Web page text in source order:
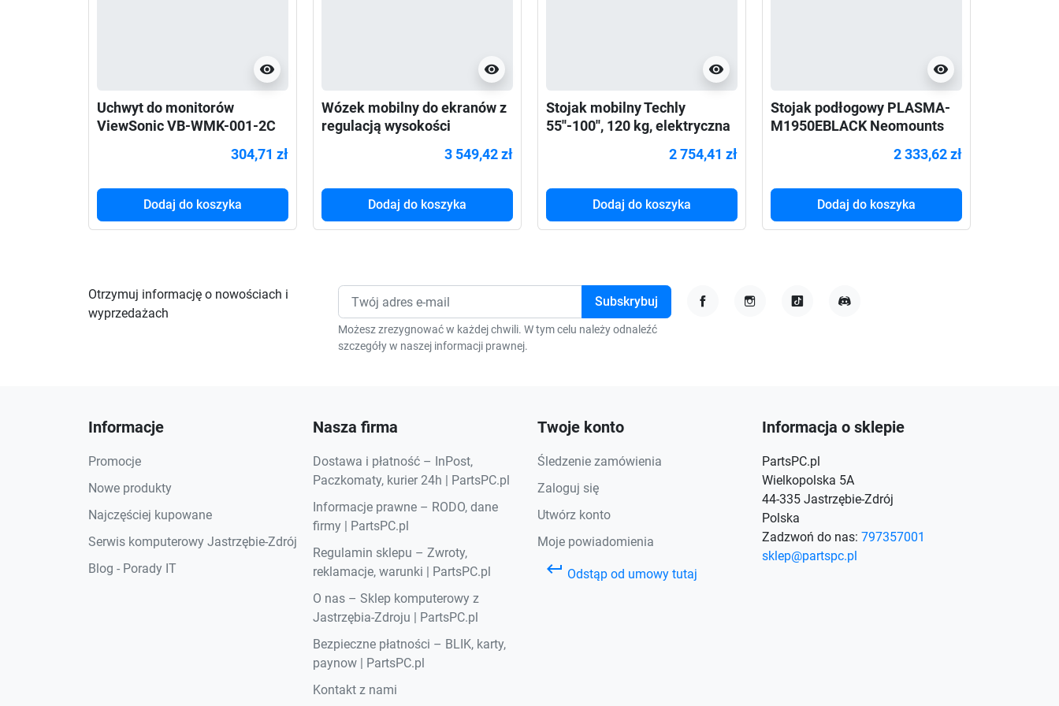
visibility
Uchwyt do monitorów
ViewSonic VB-WMK-001-2C
304,71 zł
Dodaj do koszyka
visibility
Wózek mobilny do ekranów z
regulacją wysokości
3 549,42 zł
Dodaj do koszyka
visibility
Stojak mobilny Techly
55''-100'', 120 kg, elektryczna
2 754,41 zł
Dodaj do koszyka
visibility
Stojak podłogowy PLASMA-
M1950EBLACK Neomounts
2 333,62 zł
Dodaj do koszyka
Otrzymuj informację o nowościach i
wyprzedażach
Możesz zrezygnować w każdej chwili. W tym celu należy odnaleźć
szczegóły w naszej informacji prawnej.
Informacje
Promocje
Nowe produkty
Najczęściej kupowane
Serwis komputerowy Jastrzębie-Zdrój
Blog - Porady IT
Nasza firma
Dostawa i płatność – InPost,
Paczkomaty, kurier 24h | PartsPC.pl
Informacje prawne – RODO, dane
firmy | PartsPC.pl
Regulamin sklepu – Zwroty,
reklamacje, warunki | PartsPC.pl
O nas – Sklep komputerowy z
Jastrzębia-Zdroju | PartsPC.pl
Bezpieczne płatności – BLIK, karty,
paynow | PartsPC.pl
Kontakt z nami
Twoje konto
Śledzenie zamówienia
Zaloguj się
Utwórz konto
Moje powiadomienia
keyboard_return Odstąp od umowy tutaj
Informacja o sklepie
PartsPC.pl
Wielkopolska 5A
44-335 Jastrzębie-Zdrój
Polska
Zadzwoń do nas: 797357001
sklep@partspc.pl